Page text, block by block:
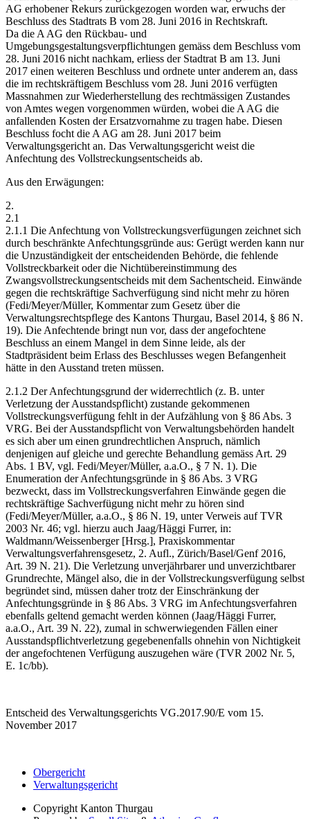
AG erhobener Rekurs zurückgezogen worden war, erwuchs der
Beschluss des Stadtrats B vom 28. Juni 2016 in Rechtskraft.
Da die A AG den Rückbau- und
Umgebungsgestaltungsverpflichtungen gemäss dem Beschluss vom
28. Juni 2016 nicht nachkam, erliess der Stadtrat B am 13. Juni
2017 einen weiteren Beschluss und ordnete unter anderem an, dass
die im rechtskräftigem Beschluss vom 28. Juni 2016 verfügten
Massnahmen zur Wiederherstellung des rechtmässigen Zustandes
von Amtes wegen vorgenommen würden, wobei die A AG die
anfallenden Kosten der Ersatzvornahme zu tragen habe. Diesen
Beschluss focht die A AG am 28. Juni 2017 beim
Verwaltungsgericht an. Das Verwaltungsgericht weist die
Anfechtung des Vollstreckungsentscheids ab.
Aus den Erwägungen:
2.
2.1
2.1.1 Die Anfechtung von Vollstreckungsverfügungen zeichnet sich
durch beschränkte Anfechtungsgründe aus: Gerügt werden kann nur
die Unzuständigkeit der entscheidenden Behörde, die fehlende
Vollstreckbarkeit oder die Nichtübereinstimmung des
Zwangsvollstreckungsentscheids mit dem Sachentscheid. Einwände
gegen die rechtskräftige Sachverfügung sind nicht mehr zu hören
(Fedi/Meyer/Müller, Kommentar zum Gesetz über die
Verwaltungsrechtspflege des Kantons Thurgau, Basel 2014, § 86 N.
19). Die Anfechtende bringt nun vor, dass der angefochtene
Beschluss an einem Mangel in dem Sinne leide, als der
Stadtpräsident beim Erlass des Beschlusses wegen Befangenheit
hätte in den Ausstand treten müssen.
2.1.2 Der Anfechtungsgrund der widerrechtlich (z. B. unter
Verletzung der Ausstandspflicht) zustande gekommenen
Vollstreckungsverfügung fehlt in der Aufzählung von § 86 Abs. 3
VRG. Bei der Ausstandspflicht von Verwaltungsbehörden handelt
es sich aber um einen grundrechtlichen Anspruch, nämlich
denjenigen auf gleiche und gerechte Behandlung gemäss Art. 29
Abs. 1 BV, vgl. Fedi/Meyer/Müller, a.a.O., § 7 N. 1). Die
Enumeration der Anfechtungsgründe in § 86 Abs. 3 VRG
bezweckt, dass im Vollstreckungsverfahren Einwände gegen die
rechtskräftige Sachverfügung nicht mehr zu hören sind
(Fedi/Meyer/Müller, a.a.O., § 86 N. 19, unter Verweis auf TVR
2003 Nr. 46; vgl. hierzu auch Jaag/Häggi Furrer, in:
Waldmann/Weissenberger [Hrsg.], Praxiskommentar
Verwaltungsverfahrensgesetz, 2. Aufl., Zürich/Basel/Genf 2016,
Art. 39 N. 21). Die Verletzung unverjährbarer und unverzichtbarer
Grundrechte, Mängel also, die in der Vollstreckungsverfügung selbst
begründet sind, müssen daher trotz der Einschränkung der
Anfechtungsgründe in § 86 Abs. 3 VRG im Anfechtungsverfahren
ebenfalls geltend gemacht werden können (Jaag/Häggi Furrer,
a.a.O., Art. 39 N. 22), zumal in schwerwiegenden Fällen einer
Ausstandspflichtverletzung gegebenenfalls ohnehin von Nichtigkeit
der angefochtenen Verfügung auszugehen wäre (TVR 2002 Nr. 5,
E. 1c/bb).
Entscheid des Verwaltungsgerichts VG.2017.90/E vom 15.
November 2017
Obergericht
Verwaltungsgericht
Copyright Kanton Thurgau